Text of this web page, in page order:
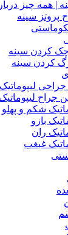
| همه چیز
پروتز سینه
کردن سینه
کردن سینه
جراحی
جراح
شکم و پهلو
بازو
ران
غبغب